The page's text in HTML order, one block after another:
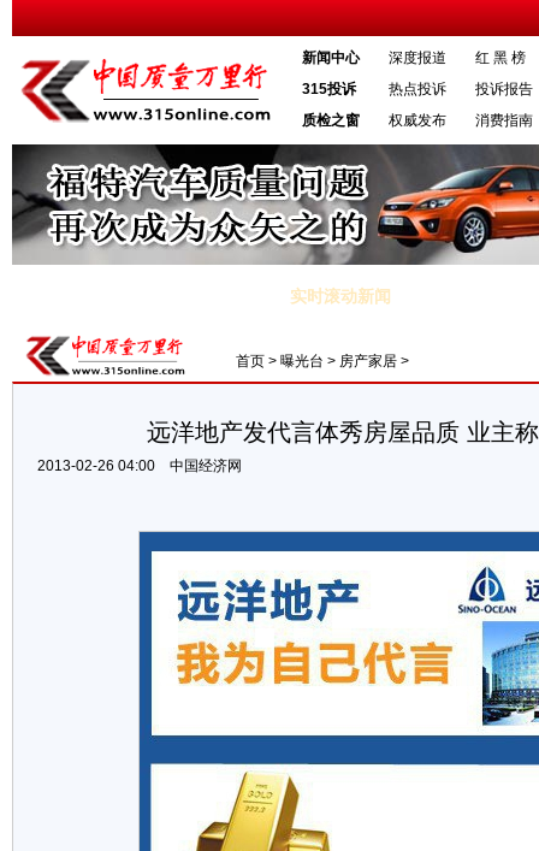
新闻中心 深度报道
红 黑 榜
315投诉
热点投诉
投诉报告
质检之窗
权威发布 消费指南
实时滚动新闻
：信任与责任 ·十八届二中全会今召开 将讨论国务院机构改革方案
首页 > 曝光台 > 房产家居 >
远洋地产发代言体秀房屋品质 业主
2013-02-26 04:00 中国经济网